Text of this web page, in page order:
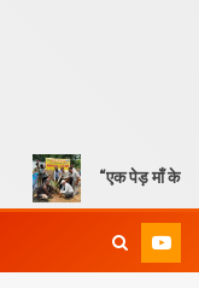
“एक पेड़ माँ के नाम” – सेण्ट